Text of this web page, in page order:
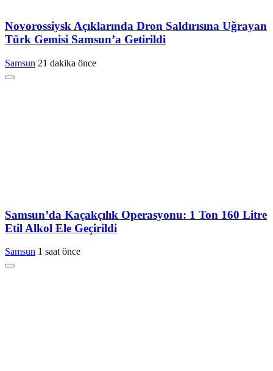
Novorossiysk Açıklarında Dron Saldırısına Uğrayan
Türk Gemisi Samsun’a Getirildi
Samsun 21 dakika önce
Samsun’da Kaçakçılık Operasyonu: 1 Ton 160 Litre
Etil Alkol Ele Geçirildi
Samsun 1 saat önce